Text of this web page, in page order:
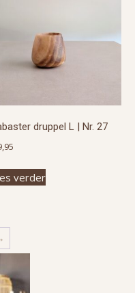
druppel L | Nr. 27
verder